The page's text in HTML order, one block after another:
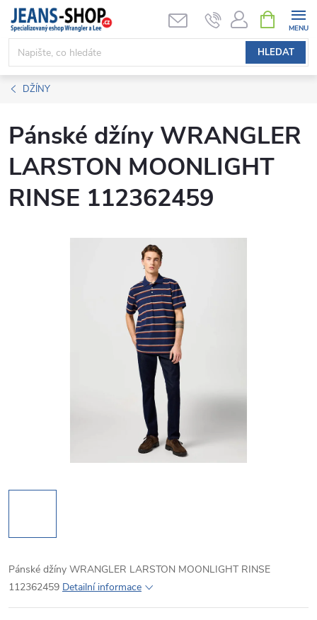
Přejít
obsah
HLEDAT
NÁKUPNÍ
KOŠÍK
DŽÍNY
Pánské džíny WRANGLER
LARSTON MOONLIGHT
RINSE 112362459
Pánské džíny WRANGLER LARSTON MOONLIGHT RINSE
112362459 Detailní informace